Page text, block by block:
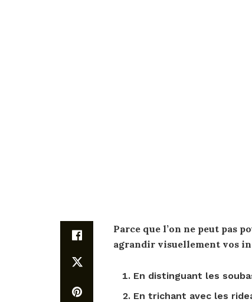
Parce que l’on ne peut pas
agrandir visuellement vos
En distinguant les
En trichant avec les